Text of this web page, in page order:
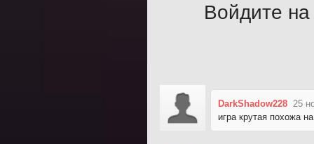
Войдите на
DarkShadow228 25
игра крутая похожа